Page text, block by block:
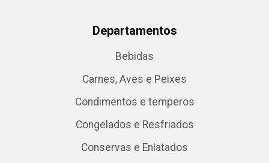
Departamentos
Bebidas
Carnes, Aves e Peixes
Condimentos e temperos
Congelados e Resfriados
Conservas e Enlatados